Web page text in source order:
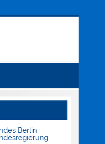
Berlin